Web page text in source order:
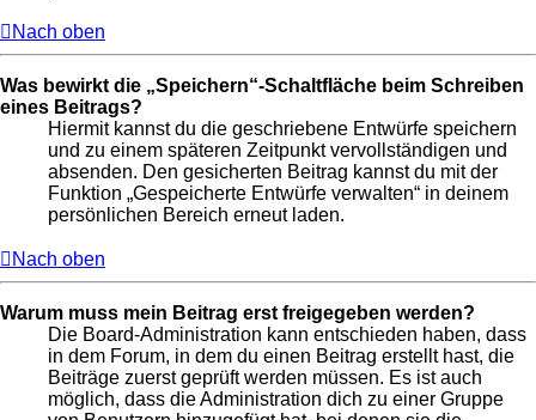
Nach oben
Was bewirkt die „Speichern“-Schaltfläche beim Schreiben
eines Beitrags?
Hiermit kannst du die geschriebene Entwürfe speichern
und zu einem späteren Zeitpunkt vervollständigen und
absenden. Den gesicherten Beitrag kannst du mit der
Funktion „Gespeicherte Entwürfe verwalten“ in deinem
persönlichen Bereich erneut laden.
Nach oben
Warum muss mein Beitrag erst freigegeben werden?
Die Board-Administration kann entschieden haben, dass
in dem Forum, in dem du einen Beitrag erstellt hast, die
Beiträge zuerst geprüft werden müssen. Es ist auch
möglich, dass die Administration dich zu einer Gruppe